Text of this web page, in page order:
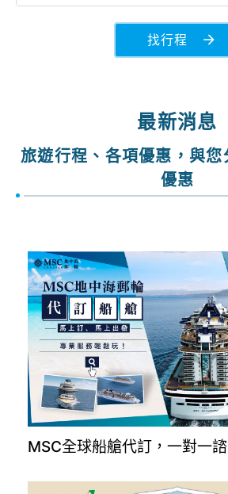
找行程
最新消息
旅遊行程、各項優惠，與
優惠
MSC全球船艙代訂，一對一